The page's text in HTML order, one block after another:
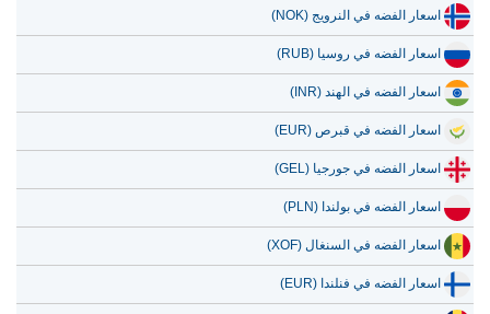
اسعار الفضه في النرويج (NOK)
اسعار الفضه في روسيا (RUB)
اسعار الفضه في الهند (INR)
اسعار الفضه في قبرص (EUR)
اسعار الفضه في جورجيا (GEL)
اسعار الفضه في بولندا (PLN)
اسعار الفضه في السنغال (XOF)
اسعار الفضه في فنلندا (EUR)